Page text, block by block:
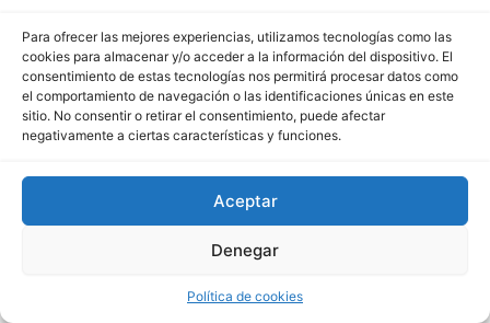
Para ofrecer las mejores experiencias, utilizamos tecnologías como las
cookies para almacenar y/o acceder a la información del dispositivo. El
consentimiento de estas tecnologías nos permitirá procesar datos como
el comportamiento de navegación o las identificaciones únicas en este
sitio. No consentir o retirar el consentimiento, puede afectar
negativamente a ciertas características y funciones.
Aceptar
Denegar
Política de cookies
Todos los derechos © 2026 San Miguel De Los Bancos |